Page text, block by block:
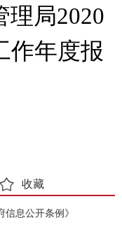
理局2020
作年度报
收藏
息公开条例》